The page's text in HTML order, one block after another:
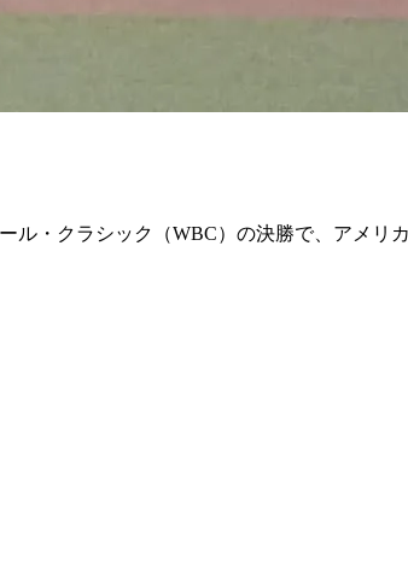
・クラシック（WBC）の決勝で、アメリ